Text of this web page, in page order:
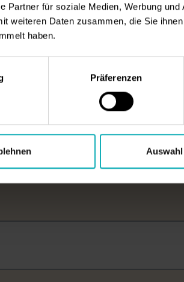
Partner für soziale Medien, Werbung
weiteren Daten zusammen, die Sie
haben.
Präferenzen
divers
längerfristig